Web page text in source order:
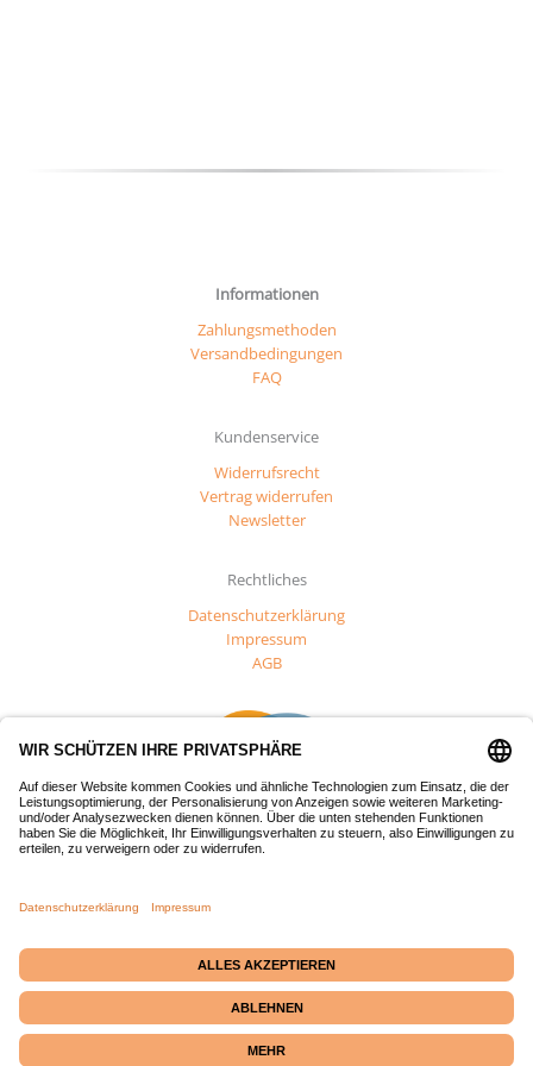
Informationen
Zahlungsmethoden
Versandbedingungen
FAQ
Kundenservice
Widerrufsrecht
Vertrag widerrufen
Newsletter
Rechtliches
Datenschutzerklärung
Impressum
AGB
regionale Entwicklung (EFRE) gefördert.
Passepartout-Werkstatt· Bäckerstraße 2 · 21379